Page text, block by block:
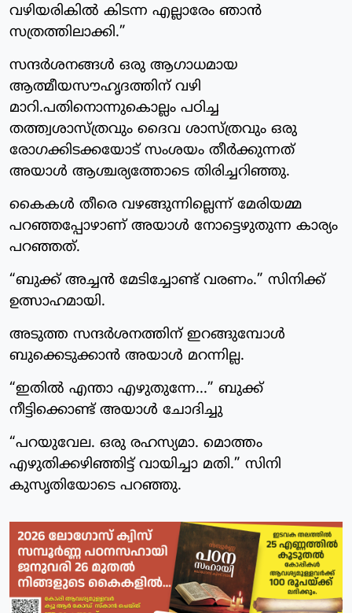
വഴിയരികിൽ കിടന്ന എല്ലാരേം ഞാൻ
സത്രത്തിലാക്കി.”
സന്ദർശനങ്ങൾ ഒരു ആഗാധമായ
ആത്മീയസൗഹൃദത്തിന് വഴി
മാറി.പതിനൊന്നുകൊല്ലം പഠിച്ച
തത്ത്വശാസ്ത്രവും ദൈവ ശാസ്ത്രവും ഒരു
രോഗക്കിടക്കയോട് സംശയം തീർക്കുന്നത്
അയാൾ ആശ്ചര്യത്തോടെ തിരിച്ചറിഞ്ഞു.
കൈകൾ തീരെ വഴങ്ങുന്നില്ലെന്ന് മേരിയമ്മ
പറഞ്ഞപ്പോഴാണ് അയാൾ നോട്ടെഴുതുന്ന കാര്യം
പറഞ്ഞത്.
“ബുക്ക് അച്ചൻ മേടിച്ചോണ്ട് വരണം.” സിനിക്ക്
ഉത്സാഹമായി.
അടുത്ത സന്ദർശനത്തിന് ഇറങ്ങുമ്പോൾ
ബുക്കെടുക്കാൻ അയാൾ മറന്നില്ല.
“ഇതിൽ എന്താ എഴുതുന്നേ...” ബുക്ക്
നീട്ടിക്കൊണ്ട് അയാൾ ചോദിച്ചു
“പറയുവേല. ഒരു രഹസ്യമാ. മൊത്തം
എഴുതിക്കഴിഞ്ഞിട്ട് വായിച്ചാ മതി.” സിനി
കുസൃതിയോടെ പറഞ്ഞു.